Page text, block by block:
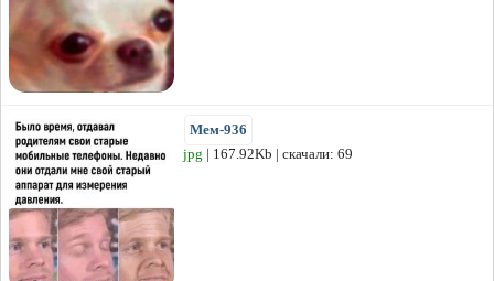
Мем-936
jpg | 167.92Kb | скачали: 69